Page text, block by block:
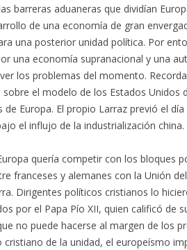
barreras aduaneras que dividían
de una economía de gran
una posterior unidad política. Por
una economía supranacional y una
los problemas del momento.
el modelo de los Estados Unidos
Europa. El propio Larraz previó el día
el influjo de la industrialización china.
quería competir con los bloques
franceses y alemanes con la Unión
Dirigentes políticos cristianos lo
por el Papa Pío XII, quien calificó de
no puede hacerse al margen de los
de la unidad, el europeísmo